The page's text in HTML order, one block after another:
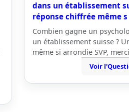
dans un établissement
réponse chiffrée même s
Combien gagne un
un établissement suisse ?
même si arrondie SVP,
Voir